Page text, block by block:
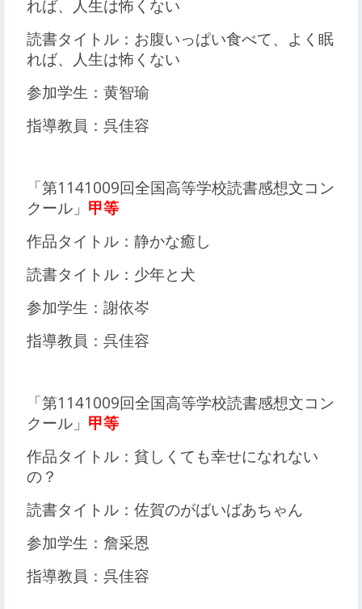
れば、人生は怖くない
読書タイトル：お腹いっぱい食べて、よく眠
れば、人生は怖くない
参加学生：黄智瑜
指導教員：呉佳容
「第1141009回全国高等学校読書感想文コン
クール」 甲等
作品タイトル：静かな癒し
読書タイトル：少年と犬
参加学生：謝依岑
指導教員：呉佳容
「第1141009回全国高等学校読書感想文コン
クール」 甲等
作品タイトル：貧しくても幸せになれない
の？
読書タイトル：佐賀のがばいばあちゃん
参加学生：詹采恩
指導教員：呉佳容